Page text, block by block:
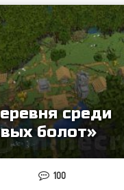
среди
болот»
100